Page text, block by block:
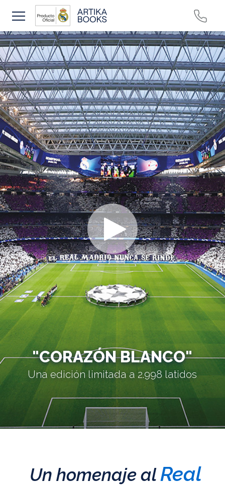
"CORAZÓN BLANCO"
Una edición limitada a 2.998 latidos
Un homenaje alReal